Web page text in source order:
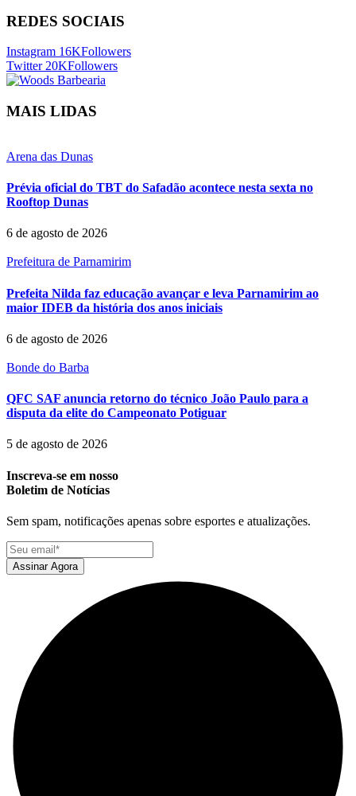
REDES SOCIAIS
Instagram 16KFollowers
Twitter 20KFollowers
MAIS LIDAS
Arena das Dunas
Prévia oficial do TBT do Safadão acontece nesta sexta no
Rooftop Dunas
6 de agosto de 2026
Prefeitura de Parnamirim
Prefeita Nilda faz educação avançar e leva Parnamirim ao
maior IDEB da história dos anos iniciais
6 de agosto de 2026
Bonde do Barba
QFC SAF anuncia retorno do técnico João Paulo para a
disputa da elite do Campeonato Potiguar
5 de agosto de 2026
Inscreva-se em nosso
Boletim de Notícias
Sem spam, notificações apenas sobre esportes e atualizações.
Assinar Agora